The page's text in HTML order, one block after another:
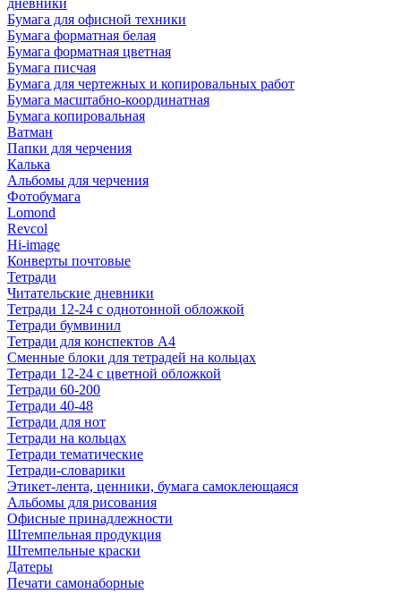
дневники
Бумага для офисной техники
Бумага форматная белая
Бумага форматная цветная
Бумага писчая
Бумага для чертежных и копировальных работ
Бумага масштабно-координатная
Бумага копировальная
Ватман
Папки для черчения
Калька
Альбомы для черчения
Фотобумага
Lomond
Revcol
Hi-image
Конверты почтовые
Тетради
Читательские дневники
Тетради 12-24 с однотонной обложкой
Тетради бумвинил
Тетради для конспектов А4
Сменные блоки для тетрадей на кольцах
Тетради 12-24 с цветной обложкой
Тетради 60-200
Тетради 40-48
Тетради для нот
Тетради на кольцах
Тетради тематические
Тетради-словарики
Этикет-лента, ценники, бумага самоклеющаяся
Альбомы для рисования
Офисные принадлежности
Штемпельная продукция
Штемпельные краски
Датеры
Печати самонаборные